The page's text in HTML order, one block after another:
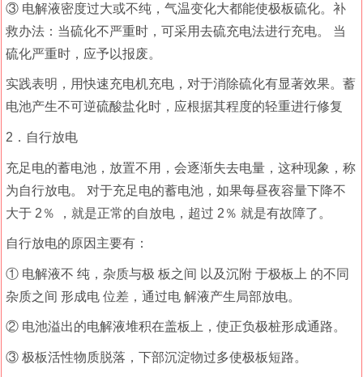
③ 电解液密度过大或不纯，气温变化大都能使极板硫化。补
救办法：当硫化不严重时，可采用去硫充电法进行充电。 当
硫化严重时，应予以报废。
实践表明，用快速充电机充电，对于消除硫化有显著效果。蓄
电池产生不可逆硫酸盐化时，应根据其程度的轻重进行修复
2．自行放电
充足电的蓄电池，放置不用，会逐渐失去电量，这种现象，称
为自行放电。 对于充足电的蓄电池，如果每昼夜容量下降不
大于 2％ ，就是正常的自放电，超过 2％ 就是有故障了。
自行放电的原因主要有：
① 电解液不 纯，杂质与极 板之间 以及沉附 于极板上 的不同
杂质之间 形成电 位差，通过电 解液产生局部放电。
② 电池溢出的电解液堆积在盖板上，使正负极桩形成通路。
③ 极板活性物质脱落，下部沉淀物过多使极板短路。